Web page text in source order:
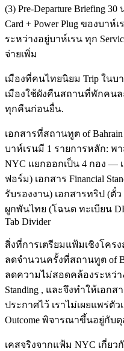
(3) Pre-Departure Briefing
Card + Power Plug ของบาห์เ
ระหว่างอยู่บาห์เรน ทุก
จ่ายเพิ่ม
เมืองที่คนไทยนิยม Trip ในบา
เมืองใช้ผังคืนสถานที่พักคน
ทุกคืนก่อนยื่น.
เอกสารที่สถานทูต of
บาห์เรนมี 1 รายการหลัก: พา
NYC แยกออกเป็น 4 กอง —
ฟอร์ม) เอกสาร Financial
รับรองงาน) เอกสารทริป (ตั๋
ผูกพันไทย (โฉนด ทะเบียน
Tab Divider
สิ่งที่การเตรียมแฟ้มเชิงโคร
ลดจำนวนครั้งที่สถานทูต of
ลดความไม่สอดคล้องระหว่าง
Standing , และจึงทำให้เอก
ประกาศไว้ เราไม่เผยแพร่ตั
Outcome พิจารณาขึ้นอยู่กับ
เคสจริงจากแฟ้ม NYC เกี่ยว